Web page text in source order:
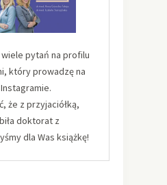
pytań na profilu
który prowadzę na
że z przyjaciółką,
doktorat z
dla Was książkę!